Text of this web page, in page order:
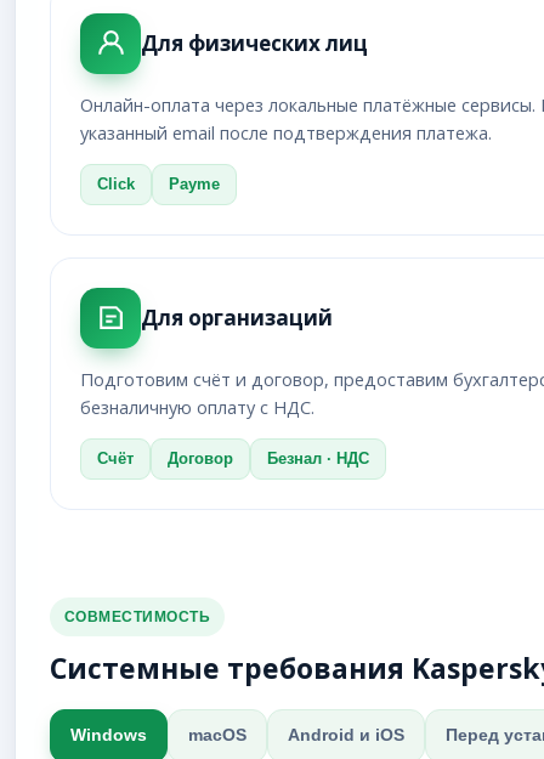
Для физических лиц
Онлайн-оплата через локальные платёжные сервисы.
указанный email после подтверждения платежа.
Click Payme
Для организаций
Подготовим счёт и договор, предоставим
безналичную оплату с НДС.
Счёт Договор Безнал · НДС
СОВМЕСТИМОСТЬ
Системные требования
Windows macOS Android и iOS Перед